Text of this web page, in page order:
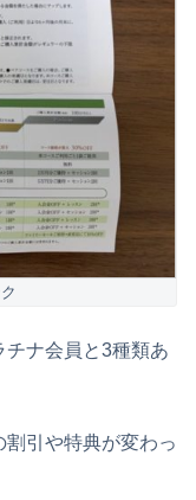
チナ会員と3種類あ
引や特典が変わっ